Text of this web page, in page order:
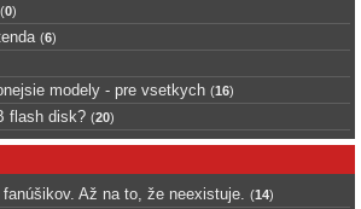
(0)
(6)
modely - pre vsetkych (16)
flash disk? (20)
Až na to, že neexistuje. (14)